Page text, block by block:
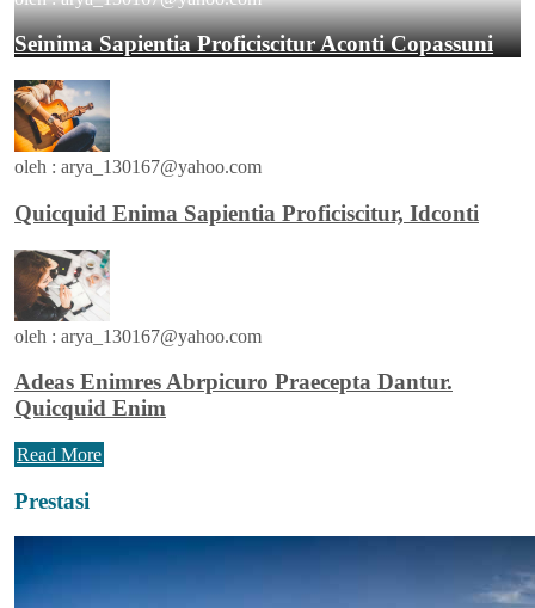
Seinima Sapientia Proficiscitur Aconti Copassuni
oleh : arya_130167@yahoo.com
Quicquid Enima Sapientia Proficiscitur, Idconti
oleh : arya_130167@yahoo.com
Adeas Enimres Abrpicuro Praecepta Dantur.
Quicquid Enim
Read More
Prestasi